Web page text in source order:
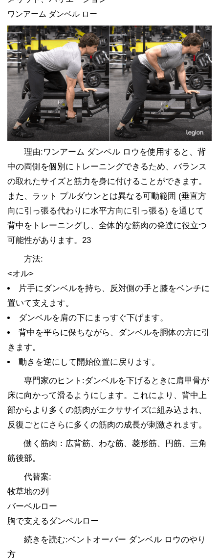
ワンアーム ダンベル ロー
理由:ワンアーム ダンベル ロウを使用すると、背
中の両側を個別にトレーニングできるため、バランス
の取れたサイズと筋力を身に付けることができます。
また、ラット プルダウンとは異なる可動範囲 (垂直方
向に引っ張る代わりに水平方向に引っ張る) を通じて
背中をトレーニングし、全体的な筋肉の発達に役立つ
可能性があります。23
方法:
<オル>
片手にダンベルを持ち、反対側の手と膝をベンチに
置いて支えます。
ダンベルを肩の下にまっすぐ下げます。
背中を平らに保ちながら、ダンベルを胴体の方に引
きます。
動きを逆にして開始位置に戻ります。
専門家のヒント:ダンベルを下げるときに肩甲骨が
床に向かって滑るようにします。これにより、背中上
部からより多くの筋肉がエクササイズに組み込まれ、
反復ごとにさらに多くの筋肉の成長が刺激されます。
働く筋肉：広背筋、わな筋、菱形筋、円筋、三角
筋後部。
代替案:
牧草地の列
バーベルロー
胸で支えるダンベルロー
続きを読む:ベントオーバー ダンベル ロウのやり
方